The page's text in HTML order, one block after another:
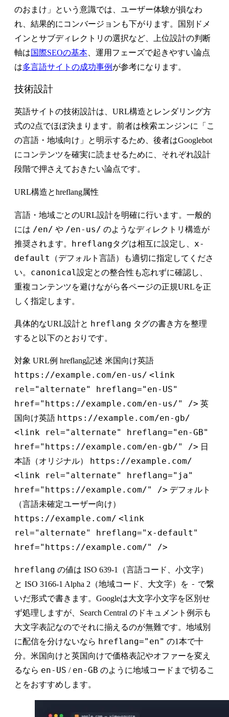
のおまけ」という意識では、ユーザー体験が損なわ
れ、結果的にコンバージョンも下がります。国別ドメ
インとサブディレクトリの選択など、上位設計の判断
軸は国際SEOの基本 、運用フェーズで起きやすい論点
は多言語サイトの成功事例 が参考になります。
技術設計
英語サイトの技術設計は、URL構造とレンダリング方
式の2点でほぼ決まります。前者は検索エンジンに「こ
の言語・地域向け」と明示するため、後者はGooglebot
にコンテンツを確実に読ませるために、それぞれ設計
段階で押さえておきたい論点です。
URL構造とhreflang属性
言語・地域ごとのURL設計を明確に行います。一般的
には /en/ や /en-us/ のようなディレクトリ構造が
推奨されます。 hreflangタグは相互に設定し、 x-
default
（デフォルト言語）も適切に指定してくださ
い。 canonical 設定との整合性も忘れずに確認し、
重複コンテンツを避けながら各ページの正規URLを正
しく指定します。
具体的なURL設計と hreflang タグの書き方を整理
すると以下のとおりです。
対象 URL例 hreflang記述 米国向け英語
https://example.com/en-us/ <link
rel="alternate" hreflang="en-US"
href="https://example.com/en-us/" /> 英
国向け英語 https://example.com/en-gb/
<link rel="alternate" hreflang="en-GB"
href="https://example.com/en-gb/" /> 日
本語（オリジナル） https://example.com/
<link rel="alternate" hreflang="ja"
href="https://example.com/" /> デフォルト
（言語未確定ユーザー向け）
https://example.com/ <link
rel="alternate" hreflang="x-default"
href="https://example.com/" />
hreflang の値は ISO 639-1（言語コード、小文字）
と ISO 3166-1 Alpha 2（地域コード、大文字）を - で繋
いだ形式で書きます。Googleは大文字小文字を区別せ
ず処理しますが、Search Central のドキュメント例示も
大文字表記なのでそれに揃えるのが無難です。地域別
に配信を分けないなら hreflang="en" の1本で十
分。米国向けと英国向けで価格表記やオファーを変え
るなら en-US / en-GB のように地域コードまで切るこ
とをおすすめします。